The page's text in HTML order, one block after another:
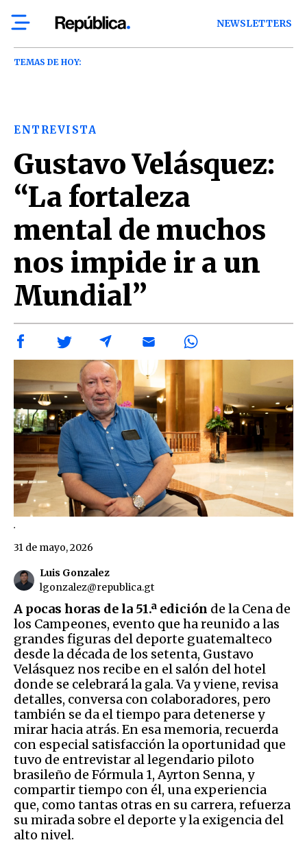
NEWSLETTERS
TEMAS DE HOY:
ENTREVISTA
Gustavo Velásquez:
“La fortaleza
mental de muchos
nos impide ir a un
Mundial”
.
Luis Gonzalez
lgonzalez@republica.gt
31 de mayo, 2026
A pocas horas de la 51.ª edición de la Cena de
los Campeones, evento que ha reunido a las
grandes figuras del deporte guatemalteco
desde la década de los setenta, Gustavo
Velásquez nos recibe en el salón del hotel
donde se celebrará la gala. Va y viene, revisa
detalles, conversa con colaboradores, pero
también se da el tiempo para detenerse y
mirar hacia atrás. En esa memoria, recuerda
con especial satisfacción la oportunidad que
tuvo de entrevistar al legendario piloto
brasileño de Fórmula 1, Ayrton Senna, y
compartir tiempo con él, una experiencia
que, como tantas otras en su carrera, refuerza
su mirada sobre el deporte y la exigencia del
alto nivel.